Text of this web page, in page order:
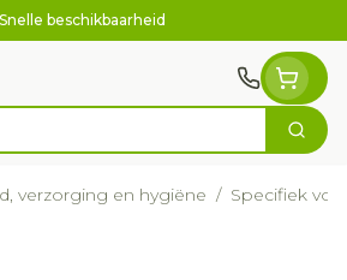
Snelle beschikbaarheid
Zoek
verzorging en hygiëne / Specifiek